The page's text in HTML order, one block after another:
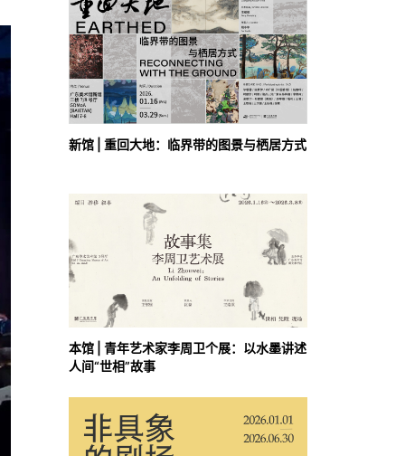
新馆 | 重回大地：临界带的图景与栖居方式
本馆 | 青年艺术家李周卫个展：以水墨讲述
人间“世相”故事